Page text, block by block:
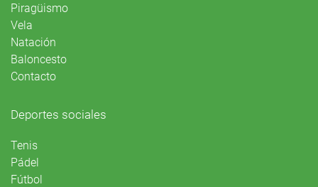
Piragüismo
Vela
Natación
Baloncesto
Contacto
Deportes sociales
Tenis
Pádel
Fútbol